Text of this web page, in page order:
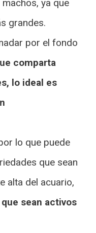
ya que
grandes.
por el fondo
comparta
lo ideal es
lo que puede
que sean
alta del acuario,
que sean activos